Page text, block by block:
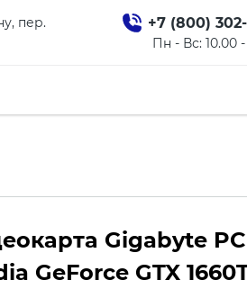
пер.
+7 (800)
Пн - Вс: 10.00 -
Gigabyte
GeForce GTX